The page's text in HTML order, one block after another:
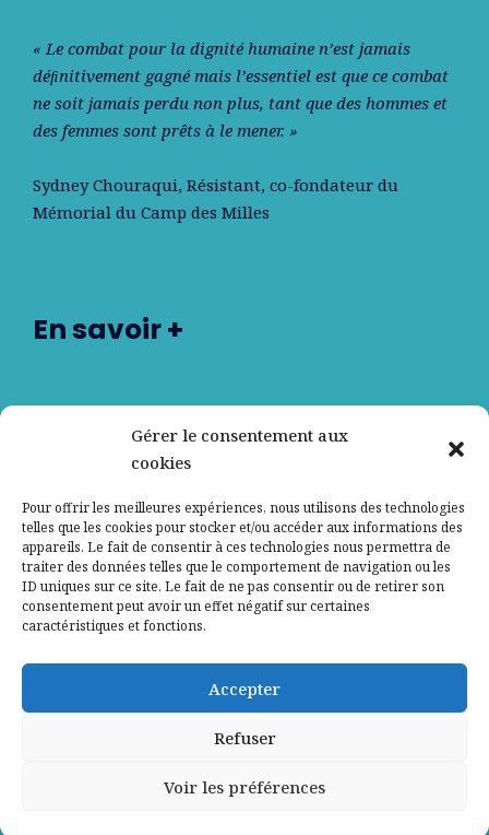
Gérer le consentement aux
cookies
Pour offrir les meilleures expériences, nous utilisons des technologies
telles que les cookies pour stocker et/ou accéder aux informations des
appareils. Le fait de consentir à ces technologies nous permettra de
traiter des données telles que le comportement de navigation ou les
ID uniques sur ce site. Le fait de ne pas consentir ou de retirer son
consentement peut avoir un effet négatif sur certaines
caractéristiques et fonctions.
Accepter
Refuser
Voir les préférences
« Le combat pour la dignité humaine n’est jamais
déﬁnitivement gagné mais l’essentiel est que ce combat
ne soit jamais perdu non plus, tant que des hommes et
des femmes sont prêts à le mener. »
Sydney Chouraqui, Résistant, co-fondateur du
Mémorial du Camp des Milles
En savoir +
Contactez-nous
Mentions légales